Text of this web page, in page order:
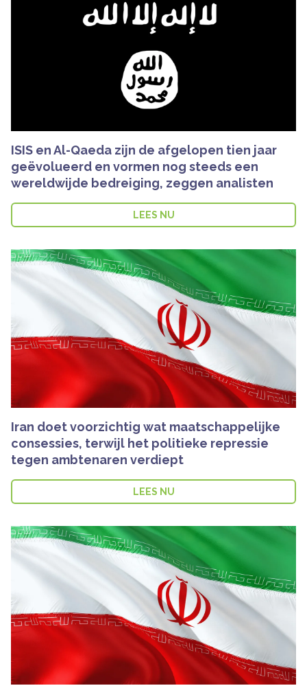
ISIS en Al-Qaeda zijn de afgelopen tien jaar
geëvolueerd en vormen nog steeds een
wereldwijde bedreiging, zeggen analisten
LEES NU
Iran doet voorzichtig wat maatschappelijke
consessies, terwijl het politieke repressie
tegen ambtenaren verdiept
LEES NU